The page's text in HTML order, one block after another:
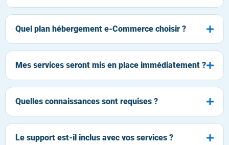
Quel plan hébergement e-Commerce choisir ?
Mes services seront mis en place immédiatement ?
Quelles connaissances sont requises ?
Le support est-il inclus avec vos services ?